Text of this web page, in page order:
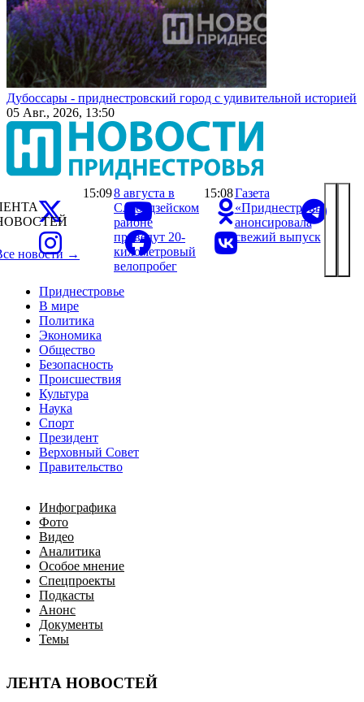
Дубоссары - приднестровский город с удивительной историей
05 Авг., 2026, 13:50
Приднестровье
В мире
Политика
Экономика
Общество
Безопасность
Происшествия
Культура
Наука
Спорт
Президент
Верховный Совет
Правительство
Инфографика
Фото
Видео
Аналитика
Особое мнение
Спецпроекты
Подкасты
Анонс
Документы
Темы
ЛЕНТА НОВОСТЕЙ
новости →
15:098 августа в
Слободзейском
районе
проведут 20-
километровый
велопробег
15:08Газета
«Приднестровье»
анонсировала
свежий выпуск